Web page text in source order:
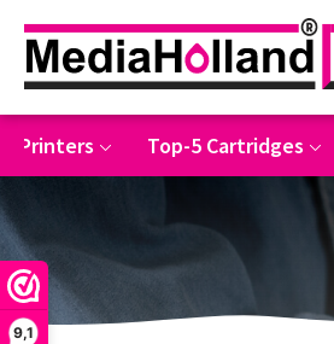
9,1
Printers Top-5 Cartridges